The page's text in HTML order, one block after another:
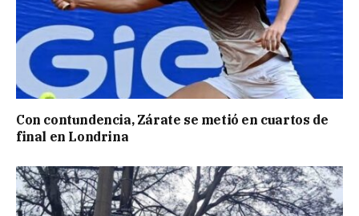
Con contundencia, Zárate se metió en cuartos de
final en Londrina